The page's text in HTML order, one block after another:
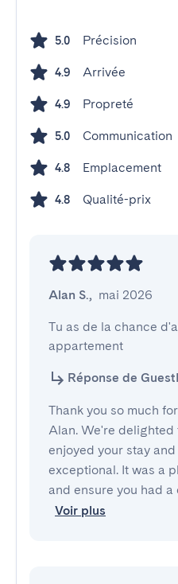
5.0 Précision
4.9 Arrivée
4.9 Propreté
5.0 Communication
4.8 Emplacement
4.8 Qualité-prix
Alan S., mai 2026
Tu as de la chance
appartement
Réponse de
Thank you so much
Alan. We're delighted
enjoyed your stay
exceptional. It was a
and ensure you had
Voir plus